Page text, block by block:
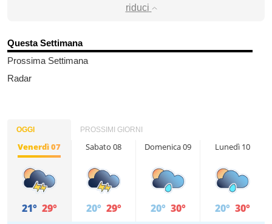
riduci
Questa Settimana
Prossima Settimana
Radar
OGGI PROSSIMI GIORNI
Venerdì 07
21° 29°
Sabato 08
20° 29°
Domenica 09
20° 30°
Lunedì 10
20° 30°